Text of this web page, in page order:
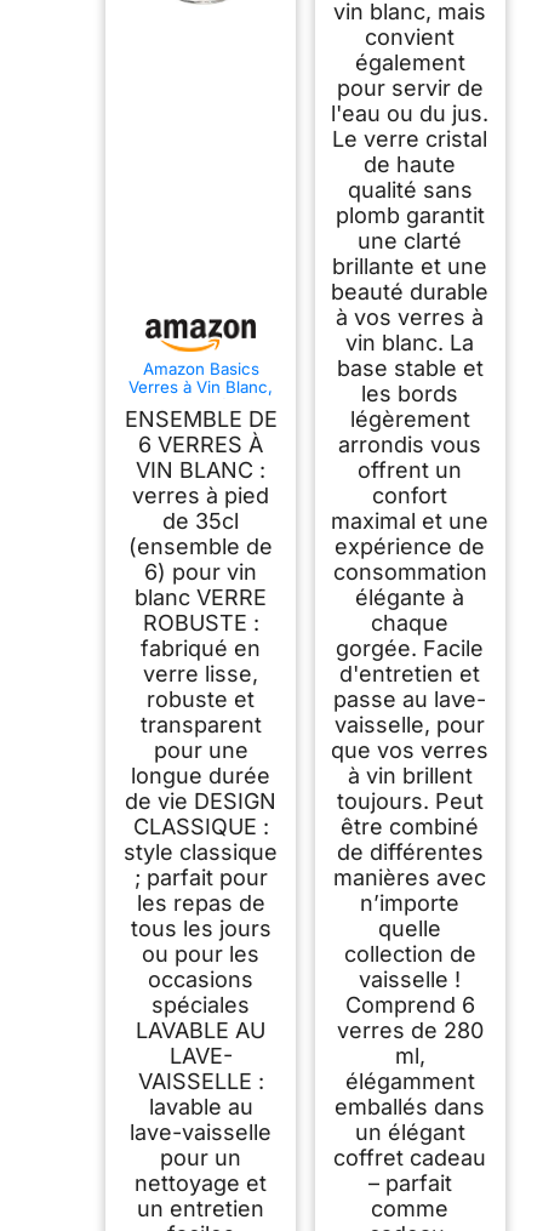
Amazon Basics
Verres à Vin Blanc,
35,5cl, Compatible
Lave-Vaisselle
ENSEMBLE DE
6 VERRES À
VIN BLANC :
verres à pied
de 35cl
(ensemble de
6) pour vin
blanc VERRE
ROBUSTE :
fabriqué en
verre lisse,
robuste et
transparent
pour une
longue durée
de vie DESIGN
CLASSIQUE :
style classique
; parfait pour
les repas de
tous les jours
ou pour les
occasions
spéciales
LAVABLE AU
LAVE-
VAISSELLE :
lavable au
lave-vaisselle
pour un
nettoyage et
un entretien
vin blanc, mais
convient
également
pour servir de
l'eau ou du jus.
Le verre cristal
de haute
qualité sans
plomb garantit
une clarté
brillante et une
beauté durable
à vos verres à
vin blanc. La
base stable et
les bords
légèrement
arrondis vous
offrent un
confort
maximal et une
expérience de
consommation
élégante à
chaque
gorgée. Facile
d'entretien et
passe au lave-
vaisselle, pour
que vos verres
à vin brillent
toujours. Peut
être combiné
de différentes
manières avec
n’importe
quelle
collection de
vaisselle !
Comprend 6
verres de 280
ml,
élégamment
emballés dans
un élégant
coffret cadeau
– parfait
comme